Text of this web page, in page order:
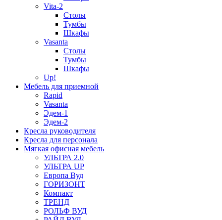
Vita-2
Столы
Тумбы
Шкафы
Vasanta
Столы
Тумбы
Шкафы
Up!
Мебель для приемной
Rapid
Vasanta
Эдем-1
Эдем-2
Кресла руководителя
Кресла для персонала
Мягкая офисная мебель
УЛЬТРА 2.0
УЛЬТРА UP
Европа Вуд
ГОРИЗОНТ
Компакт
ТРЕНД
РОЛЬФ ВУД